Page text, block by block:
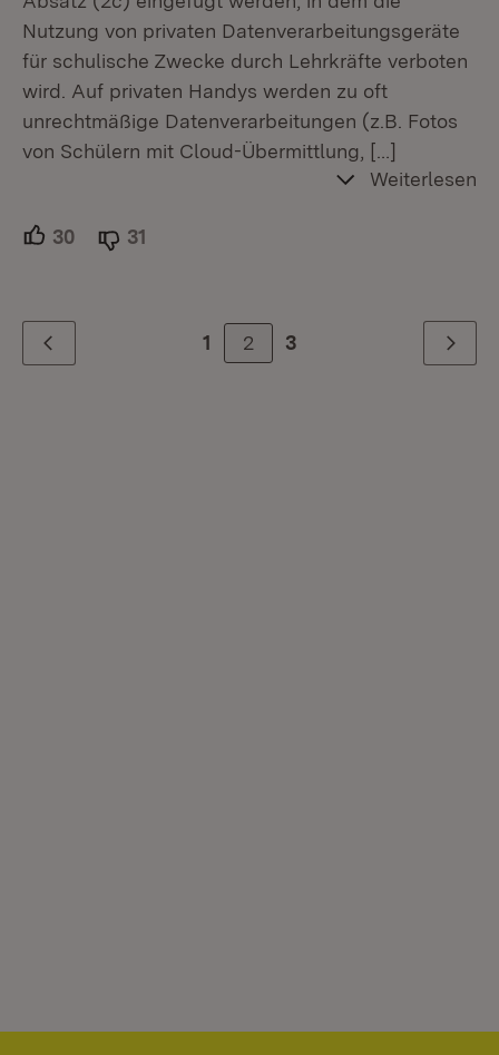
Nutzung von privaten Datenverarbeitungsgeräte
für schulische Zwecke durch Lehrkräfte verboten
wird. Auf privaten Handys werden zu oft
unrechtmäßige Datenverarbeitungen (z.B. Fotos
von Schülern mit Cloud-Übermittlung,
[…]
Weiterlesen
30 Unterstützer.
31
Zurück 1 2 3 Weiter